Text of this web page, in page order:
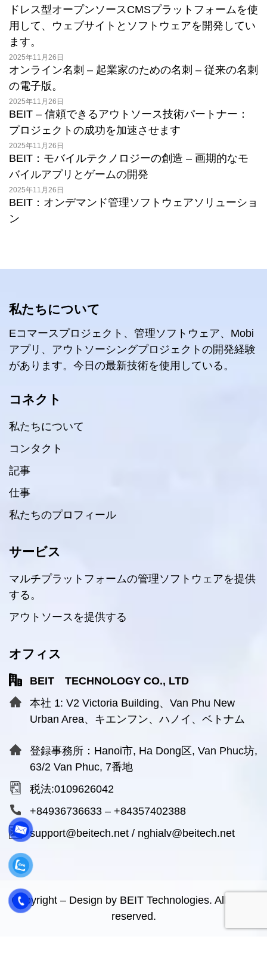
ドレス型オープンソースCMSプラットフォームを使
用して、ウェブサイトとソフトウェアを開発してい
ます。
オンライン名刺 – 起業家のための名刺 – 従来の名刺
の電子版。
2025年11月26日
BEIT – 信頼できるアウトソース技術パートナー：
プロジェクトの成功を加速させます
2025年11月26日
BEIT：モバイルテクノロジーの創造 – 画期的なモ
バイルアプリとゲームの開発
2025年11月26日
BEIT：オンデマンド管理ソフトウェアソリューショ
ン
2025年11月26日
私たちについて
Eコマースプロジェクト、管理ソフトウェア、Mobi
アプリ、アウトソーシングプロジェクトの開発経験
があります。今日の最新技術を使用している。
コネクト
私たちについて
コンタクト
記事
仕事
私たちのプロフィール
サービス
マルチプラットフォームの管理ソフトウェアを提供
する。
アウトソースを提供する
オフィス
BEIT TECHNOLOGY CO., LTD
本社 1: V2 Victoria Building、Van Phu New
Urban Area、キエンフン、ハノイ、ベトナム
登録事務所：Hanoi市, Ha Dong区, Van Phuc坊,
63/2 Van Phuc, 7番地
税法:0109626042
+84936736633 – +84357402388
support@beitech.net / nghialv@beitech.net
Copyright – Design by BEIT Technologies. All rights
reserved.